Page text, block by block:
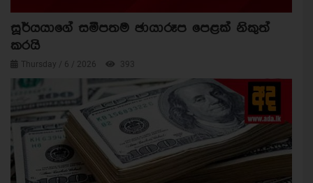
සූර්යයාගේ සමීපතම ඡායාරූප පෙළක් නිකුත්
කරයි
Thursday / 6 / 2026 393